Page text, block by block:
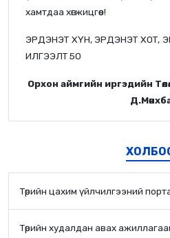
хамтдаа хөгжицгөөе!
ЭРДЭНЭТ ХҮН, ЭРДЭНЭТ ХОТ,
ИЛГЭЭЛТ 50
Орхон аймгийн иргэдийн
Төрийн цахим үйлчилгээний
Төрийн худалдан авах